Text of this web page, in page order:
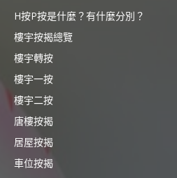
H按P按是什麼？有什麼分別？
樓宇按揭總覽
樓宇轉按
樓宇一按
樓宇二按
唐樓按揭
居屋按揭
車位按揭